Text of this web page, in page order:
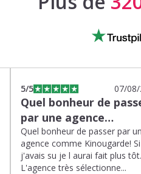
5/5 07/
Quel bonheur de
par une agence…
Quel bonheur de passer par
agence comme Kinougarde! Si
j'avais su je l aurai fait plus tôt.
L'agence très sélectionne...